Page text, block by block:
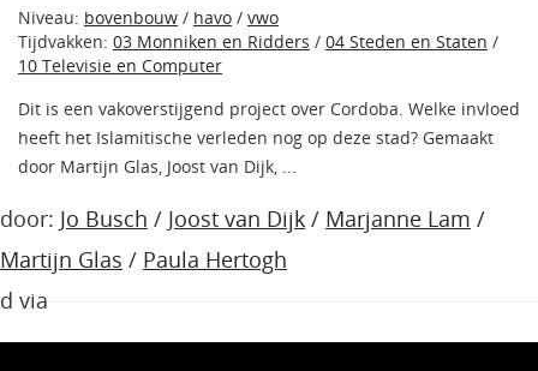
via
Niveau: bovenbouw / havo / vwo
Tijdvakken: 03 Monniken en Ridders / 04 Steden en Staten /
10 Televisie en Computer
Dit is een vakoverstijgend project over Cordoba. Welke invloed
heeft het Islamitische verleden nog op deze stad? Gemaakt
door Martijn Glas, Joost van Dijk, ...
door: Jo Busch / Joost van Dijk / Marjanne Lam /
Martijn Glas / Paula Hertogh